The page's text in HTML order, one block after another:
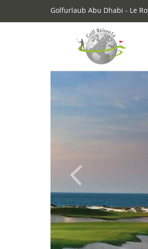
Golfurlaub Abu Dhabi - Le